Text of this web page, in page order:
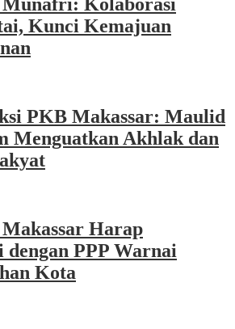
Kolaborasi
Kunci Kemajuan
PKB Makassar: Maulid
Menguatkan Akhlak dan
Harap
dengan PPP Warnai
Kota